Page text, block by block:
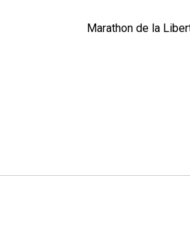
Marathon de la